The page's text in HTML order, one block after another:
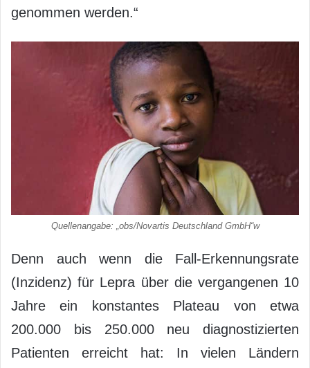
genommen werden.“
Quellenangabe: „obs/Novartis Deutschland GmbH“w
Denn auch wenn die Fall-Erkennungsrate
(Inzidenz) für Lepra über die vergangenen 10
Jahre ein konstantes Plateau von etwa
200.000 bis 250.000 neu diagnostizierten
Patienten erreicht hat: In vielen Ländern